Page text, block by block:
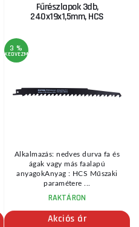
Fűrészlapok 3db,
240x19x1,5mm, HCS
3 %
KEDVEZMÉNY
Alkalmazás: nedves durva fa és
ágak vagy más faalapú
anyagokAnyag : HCS Műszaki
paramétere ...
RAKTÁRON
Akciós ár